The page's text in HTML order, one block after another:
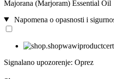
Majorana (Marjoram) Essential Oil
Napomena o opasnosti i
Signalano upozorenje: Oprez